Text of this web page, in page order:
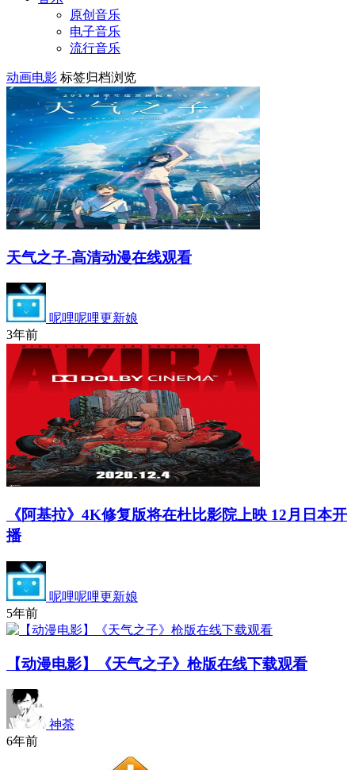
原创音乐
电子音乐
流行音乐
动画电影 标签归档浏览
天气之子-高清动漫在线观看
呢哩呢哩更新娘
3年前
《阿基拉》4K修复版将在杜比影院上映 12月日本开
播
呢哩呢哩更新娘
5年前
【动漫电影】《天气之子》枪版在线下载观看
神荼
6年前